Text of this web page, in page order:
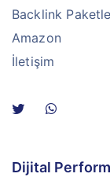
Backlink
Amazon
İletişim
Dijital